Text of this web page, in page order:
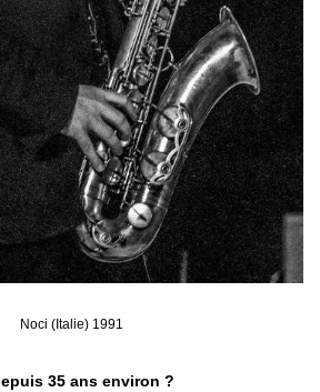
Noci (Italie) 1991
35 ans environ ?